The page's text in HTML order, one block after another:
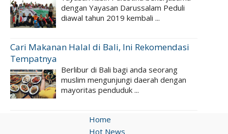
dengan Yayasan Darussalam Peduli
diawal tahun 2019 kembali ...
Cari Makanan Halal di Bali, Ini Rekomendasi
Tempatnya
Berlibur di Bali bagi anda seorang
muslim mengunjungi daerah dengan
mayoritas penduduk ...
Home
Hot News